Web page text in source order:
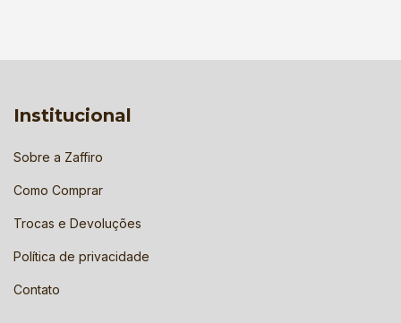
Institucional
Sobre a Zaffiro
Como Comprar
Trocas e Devoluções
Política de privacidade
Contato